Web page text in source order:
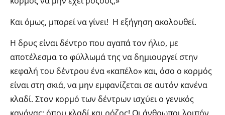
Και όμως, μπορεί να γίνει! Η εξήγηση ακολουθεί.
Η δρυς είναι δέντρο που αγαπά τον ήλιο, με
αποτέλεσμα το φύλλωμά της να δημιουργεί στην
κεφαλή του δέντρου ένα «καπέλο» και, όσο ο κορμός
είναι στη σκιά, να μην εμφανίζεται σε αυτόν κανένα
κλαδί. Στον κορμό των δέντρων ισχύει ο γενικός